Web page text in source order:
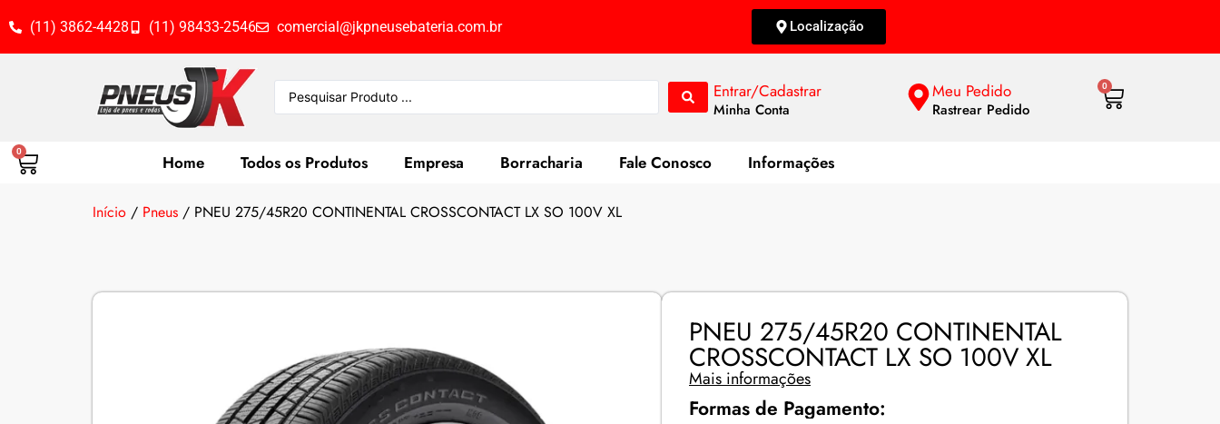
(11) 3862-4428 (11) 98433-2546 comercial@jkpneusebateria.com.br Localização
Entrar/Cadastrar
Minha Conta
Meu Pedido
Rastrear Pedido
0
0
Home Todos os Produtos Empresa Borracharia Fale Conosco Informações
Início / Pneus / PNEU 275/45R20 CONTINENTAL CROSSCONTACT LX SO 100V XL
PNEU 275/45R20 CONTINENTAL
CROSSCONTACT LX SO 100V XL
Mais informações
Formas de Pagamento: